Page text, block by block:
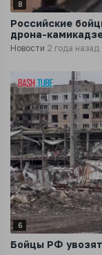
8
Российские
дрона-
Новости 2 года назад
6
Бойцы РФ